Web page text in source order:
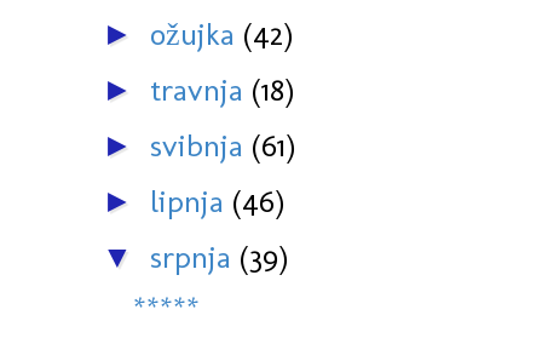
► ožujka (42)
► travnja (18)
► svibnja (61)
► lipnja (46)
▼ srpnja (39)
*****